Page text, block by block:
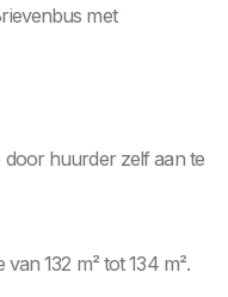
met
door huurder zelf aan te
132 m² tot 134 m².